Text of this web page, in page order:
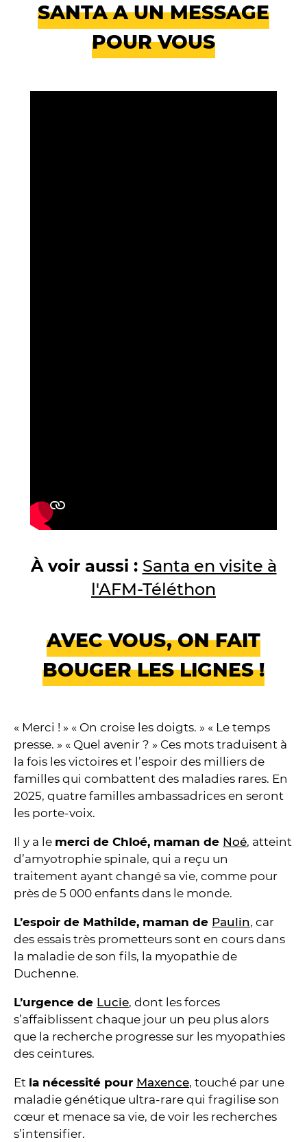
SANTA A UN MESSAGE
POUR VOUS
À voir aussi : Santa en visite à
l'AFM-Téléthon
AVEC VOUS, ON FAIT
BOUGER LES LIGNES !
« Merci ! » « On croise les doigts. » « Le temps
presse. » « Quel avenir ? » Ces mots traduisent à
la fois les victoires et l’espoir des milliers de
familles qui combattent des maladies rares. En
2025, quatre familles ambassadrices en seront
les porte-voix.
Il y a le merci de Chloé, maman de Noé, atteint
d’amyotrophie spinale, qui a reçu un
traitement ayant changé sa vie, comme pour
près de 5 000 enfants dans le monde.
L’espoir de Mathilde, maman de Paulin, car
des essais très prometteurs sont en cours dans
la maladie de son fils, la myopathie de
Duchenne.
L’urgence de Lucie, dont les forces
s’affaiblissent chaque jour un peu plus alors
que la recherche progresse sur les myopathies
des ceintures.
Et la nécessité pour Maxence, touché par une
maladie génétique ultra-rare qui fragilise son
cœur et menace sa vie, de voir les recherches
s’intensifier.